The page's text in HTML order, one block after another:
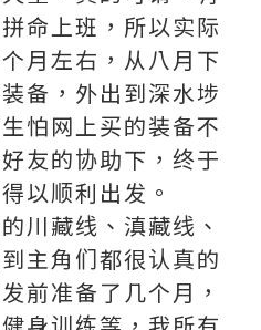
命上班，所以实际
月左右，从八月下
备，外出到深水埗
怕网上买的装备不
友的协助下，终于
以顺利出发。
川藏线、滇藏线、
主角们都很认真的
前准备了几个月，